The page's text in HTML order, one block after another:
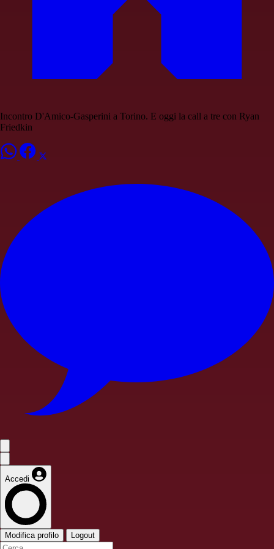
Incontro D'Amico-Gasperini a Torino. E oggi la call a tre con Ryan
Friedkin
Accedi
Modifica profilo Logout